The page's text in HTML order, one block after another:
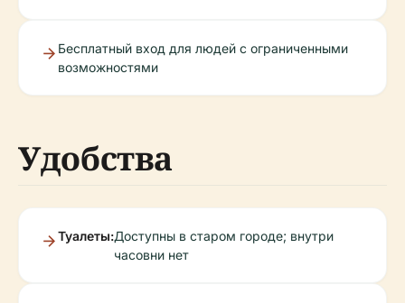
Бесплатный вход для людей с ограниченными
возможностями
Удобства
Туалеты:Доступны в старом городе; внутри
часовни нет